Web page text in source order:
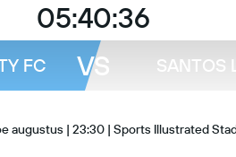
05:40:36
FC VS SANTOS
augustus | 23:30 | Sports Illustrated